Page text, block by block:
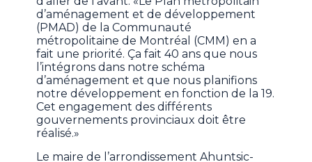
d’aménagement et de développement
(PMAD) de la Communauté
métropolitaine de Montréal (CMM) en a
fait une priorité. Ça fait 40 ans que nous
l’intégrons dans notre schéma
d’aménagement et que nous planifions
notre développement en fonction de la 19.
Cet engagement des différents
gouvernements provinciaux doit être
réalisé.»
Le maire de l’arrondissement Ahuntsic-